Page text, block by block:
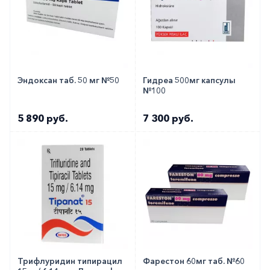
Медики о препарате
Врачи рекомендуют использовать препарат при
средств.
Вы можете заказать препарат с доставкой в
аптеку-партнёра в вашем городе. Для этого Вы
можете оформить бронирование на сайте или
заказать по телефону
8 800 301 52 86(бесплатно
с любого телефона по РФ)
Эндоксан таб. 50 мг №50
5 890 руб.
Гидреа 500мг капсулы
№100
7 300 руб.
Трифлуридин типирацил
Фарестон 60мг таб. №60